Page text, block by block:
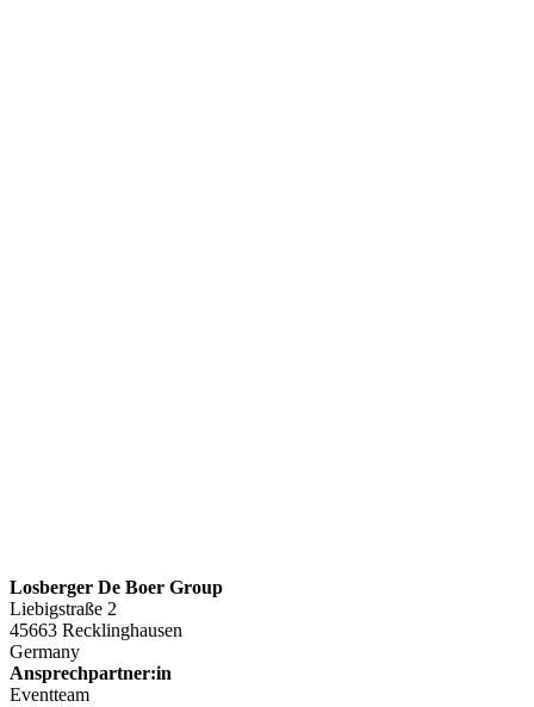
Losberger De Boer Group
Liebigstraße 2
45663 Recklinghausen
Germany
Ansprechpartner:in
Eventteam